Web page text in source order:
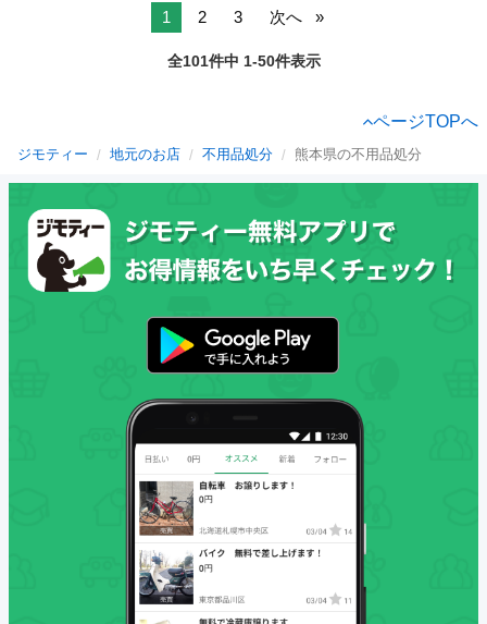
1 2 3 次へ
全101件中 1-50件表示
ページTOPへ
ジモティー 地元のお店 不用品処分 熊本県の不用品処分